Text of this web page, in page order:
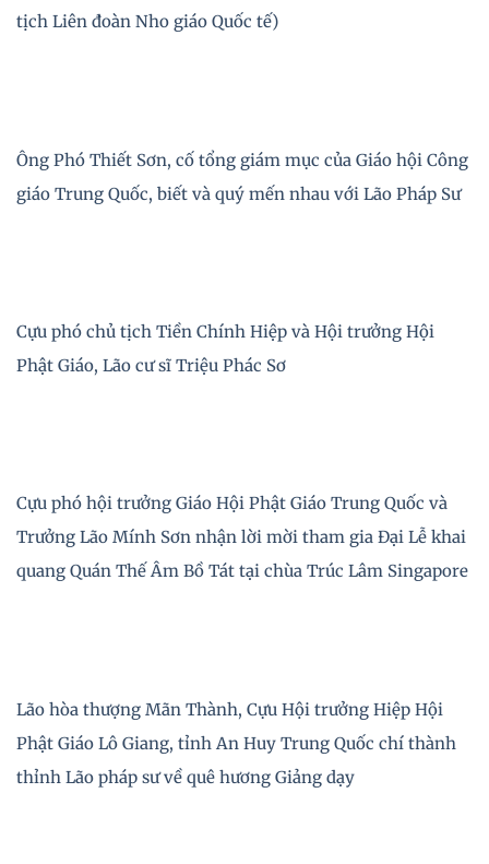
tịch Liên đoàn Nho giáo Quốc tế)
Ông Phó Thiết Sơn, cố tổng giám mục của Giáo hội Công
giáo Trung Quốc, biết và quý mến nhau với Lão Pháp Sư
Cựu phó chủ tịch Tiền Chính Hiệp và Hội trưởng Hội
Phật Giáo, Lão cư sĩ Triệu Phác Sơ
Cựu phó hội trưởng Giáo Hội Phật Giáo Trung Quốc và
Trưởng Lão Mính Sơn nhận lời mời tham gia Đại Lễ khai
quang Quán Thế Âm Bồ Tát tại chùa Trúc Lâm Singapore
Lão hòa thượng Mãn Thành, Cựu Hội trưởng Hiệp Hội
Phật Giáo Lô Giang, tỉnh An Huy Trung Quốc chí thành
thỉnh Lão pháp sư về quê hương Giảng dạy